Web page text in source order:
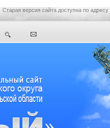
Старая версия сайта доступна по адресу